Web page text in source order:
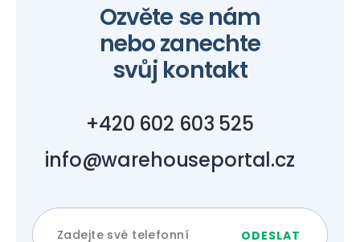
Ozvěte se nám
nebo zanechte
svůj kontakt
+420 602 603 525
info@warehouseportal.cz